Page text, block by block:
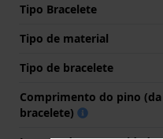
Tipo Bracelete
Tipo de material
Tipo de bracelete
Comprimento do pino (da
bracelete)